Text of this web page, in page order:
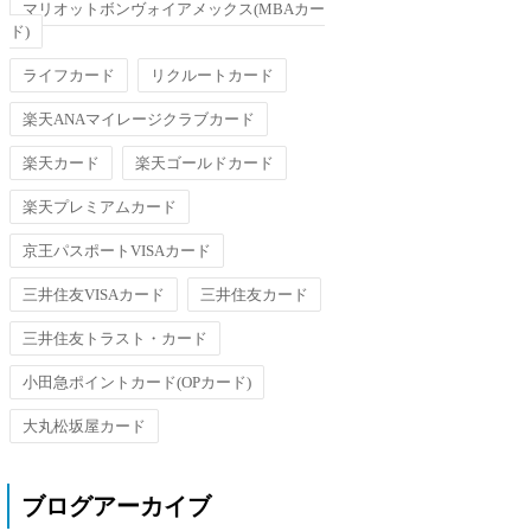
マリオットボンヴォイアメックス(MBAカー
ド)
ライフカード リクルートカード
楽天ANAマイレージクラブカード
楽天カード 楽天ゴールドカード
楽天プレミアムカード
京王パスポートVISAカード
三井住友VISAカード 三井住友カード
三井住友トラスト・カード
小田急ポイントカード(OPカード)
大丸松坂屋カード
ブログアーカイブ